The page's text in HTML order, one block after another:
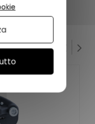
)
categoria: